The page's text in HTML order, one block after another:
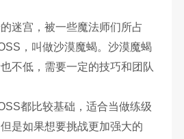
迷宫，被一些魔法师们所占
，叫做沙漠魔蝎。沙漠魔蝎
不低，需要一定的技巧和团队
都比较基础，适合当做练级
是如果想要挑战更加强大的